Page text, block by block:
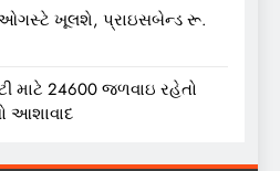
ઓગસ્ટે ખૂલશે, પ્રાઇસબેન્ડ રૂ.
માટે 24600 જળવાઇ રહેતો
આશાવાદ